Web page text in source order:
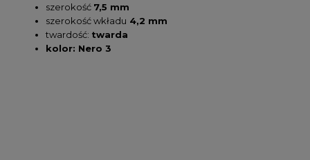
szerokość 7,5 mm
szerokość wkładu 4,2 mm
twardość: twarda
kolor: Nero 3